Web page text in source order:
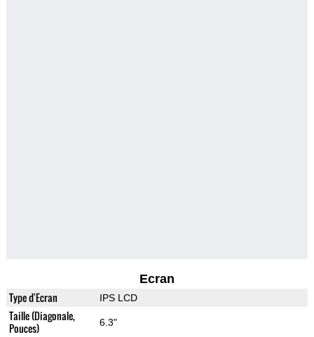
Ecran
Type d'Ecran IPS LCD
Taille (Diagonale,
Pouces)
6.3"